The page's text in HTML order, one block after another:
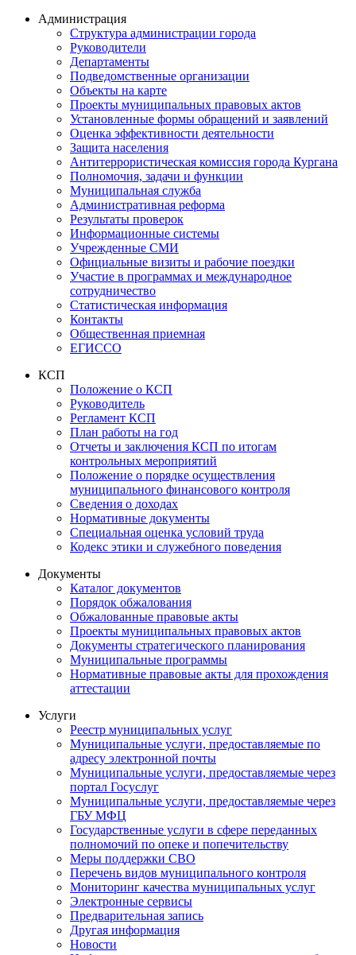
Администрация
Структура администрации города
Руководители
Департаменты
Подведомственные организации
Объекты на карте
Проекты муниципальных правовых актов
Установленные формы обращений и заявлений
Оценка эффективности деятельности
Защита населения
Антитеррористическая комиссия города Кургана
Полномочия, задачи и функции
Муниципальная служба
Административная реформа
Результаты проверок
Информационные системы
Учрежденные СМИ
Официальные визиты и рабочие поездки
Участие в программах и международное
сотрудничество
Статистическая информация
Контакты
Общественная приемная
ЕГИССО
КСП
Положение о КСП
Руководитель
Регламент КСП
План работы на год
Отчеты и заключения КСП по итогам
контрольных мероприятий
Положение о порядке осуществления
муниципального финансового контроля
Сведения о доходах
Нормативные документы
Специальная оценка условий труда
Кодекс этики и служебного поведения
Документы
Каталог документов
Порядок обжалования
Обжалованные правовые акты
Проекты муниципальных правовых актов
Документы стратегического планирования
Муниципальные программы
Нормативные правовые акты для прохождения
аттестации
Услуги
Реестр муниципальных услуг
Муниципальные услуги, предоставляемые по
адресу электронной почты
Муниципальные услуги, предоставляемые через
портал Госуслуг
Муниципальные услуги, предоставляемые через
ГБУ МФЦ
Государственные услуги в сфере переданных
полномочий по опеке и попечительству
Меры поддержки СВО
Перечень видов муниципального контроля
Мониторинг качества муниципальных услуг
Электронные сервисы
Предварительная запись
Другая информация
Новости